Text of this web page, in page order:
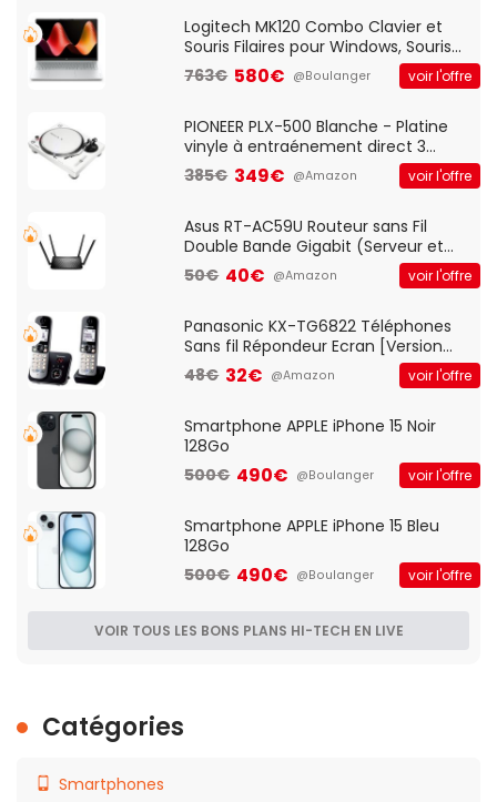
QWERTY UK - Noir
Logitech MK120 Combo Clavier et
Souris Filaires pour Windows, Souris
Optique Filaire, Connexion USB Plug
And Play, Confortable, Taille
QWERTY UK - Noir
763€ 580€ @Boulanger voir l'offre
PIONEER PLX-500 Blanche - Platine
vinyle à entraénement direct 3
vitesses (33-45-78 trs/min) avec
pre-ampli intégré et port USB
385€ 349€ @Amazon voir l'offre
Asus RT-AC59U Routeur sans Fil
Double Bande Gigabit (Serveur et
Client VPN, Triple Vlan, Mode Point
d'accès et Bridge, contrôle Parental,
50€ 40€ @Amazon voir l'offre
Panasonic KX-TG6822 Téléphones
Sans fil Répondeur Ecran [Version
Française]
48€ 32€ @Amazon voir l'offre
Smartphone APPLE iPhone 15 Noir
128Go
500€ 490€ @Boulanger voir l'offre
Smartphone APPLE iPhone 15 Bleu
128Go
500€ 490€ @Boulanger voir l'offre
VOIR TOUS LES BONS PLANS HI-TECH EN LIVE
Catégories
Smartphones